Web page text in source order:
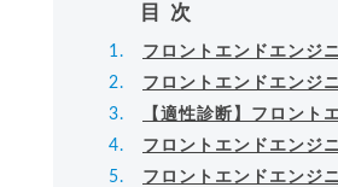
目次
フロントエンドエンジ
フロントエンドエンジ
【適性診断】フロント
フロントエンドエンジ
フロントエンドエンジ